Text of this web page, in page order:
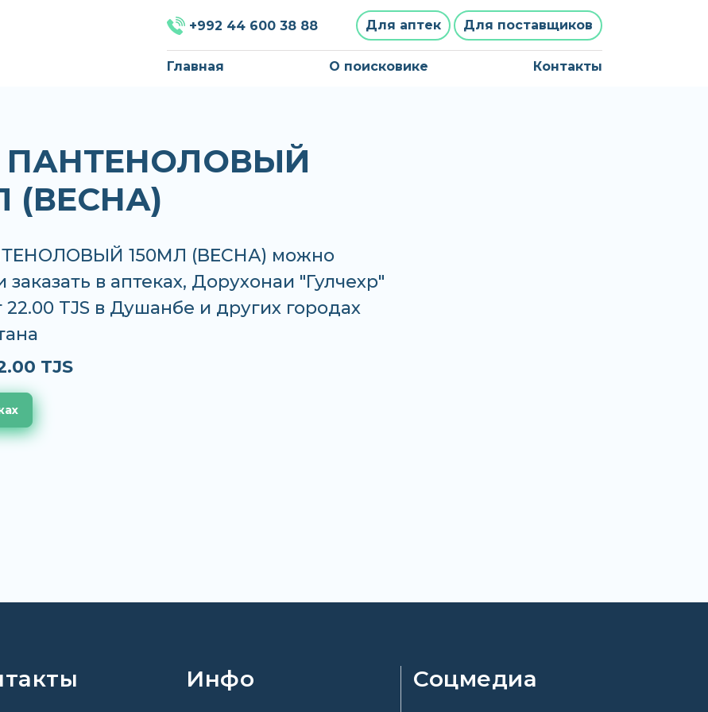
+992 44 600 38 88 Для аптек Для поставщиков
Главная О поисковике Контакты
ПАНТЕНОЛОВЫЙ
(ВЕСНА)
150МЛ (ВЕСНА) можно
заказать в аптеках, Дорухонаи "Гулчехр"
22.00 TJS в Душанбе и других городах
TJS
Инфо Соцмедиа